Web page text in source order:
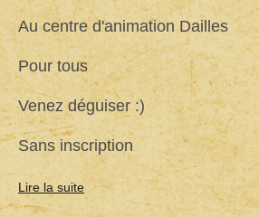
Au centre d'animation Dailles
Pour tous
Venez déguiser :)
Sans inscription
Lire la suite de
Boom